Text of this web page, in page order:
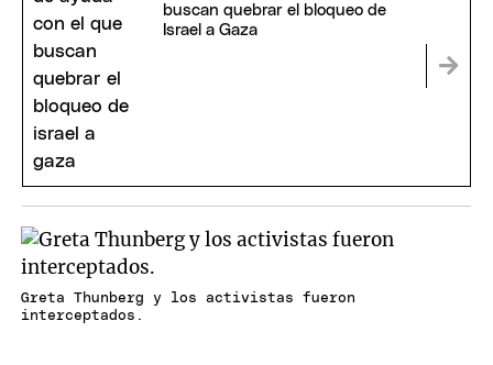
buscan quebrar el bloqueo de
Israel a Gaza
Greta Thunberg y los activistas fueron
interceptados.